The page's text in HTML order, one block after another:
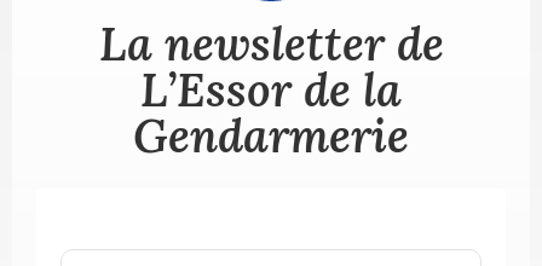
La newsletter de
L’Essor de la
Gendarmerie